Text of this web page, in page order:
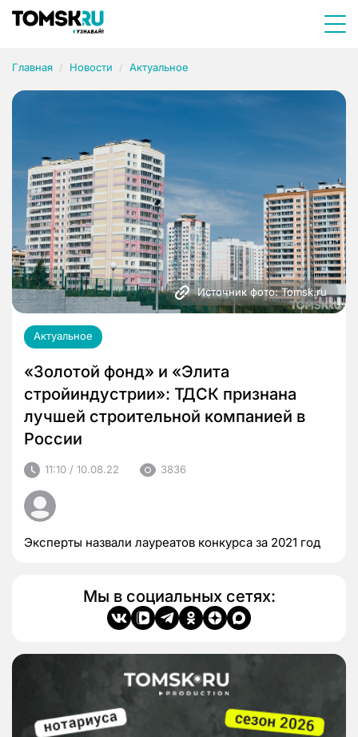
Главная Новости Актуальное
Источник фото: Tomsk.ru
Актуальное
«Золотой фонд» и «Элита
стройиндустрии»: ТДСК признана
лучшей строительной компанией в
России
11:10 / 10.08.22 3836
Эксперты назвали лауреатов конкурса за 2021 год
Мы в социальных сетях: